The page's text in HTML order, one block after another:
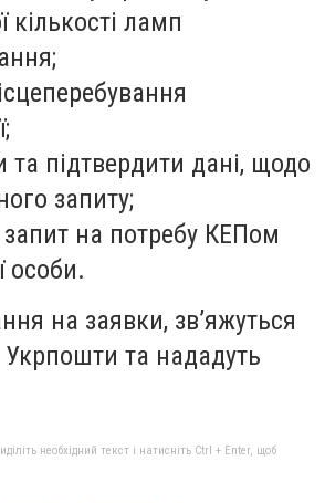
кількості ламп
та підтвердити дані, щодо
запиту;
запит на потребу КЕПом
особи.
на заявки, зв’яжуться
та нададуть
необхідний текст і натисніть Ctrl + Enter, щоб